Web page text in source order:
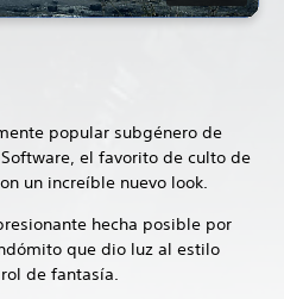
popular subgénero de
el favorito de culto de
un increíble nuevo look.
hecha posible por
que dio luz al estilo
de fantasía.